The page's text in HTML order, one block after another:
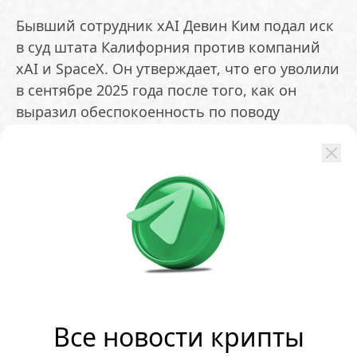
Все новости крипты
Бывший сотрудник xAI Девин Ким подал иск
в суд штата Калифорния против компаний
xAI и SpaceX. Он утверждает, что его уволили
в сентябре 2025 года после того, как он
выразил обеспокоенность по поводу
возможного распространения данных о
создании оружия массового поражения
через эту систему. Отдельно он упоминает
сооснователя xAI Джимми Ба, который, по
его словам, пытался заставить его молчать.